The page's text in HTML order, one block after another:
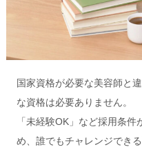
国家資格が必要な美容師と
な資格は必要ありません。
「未経験OK」など採用条
め、誰でもチャレンジできる